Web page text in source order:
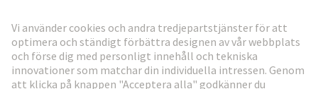
Gå till registrering